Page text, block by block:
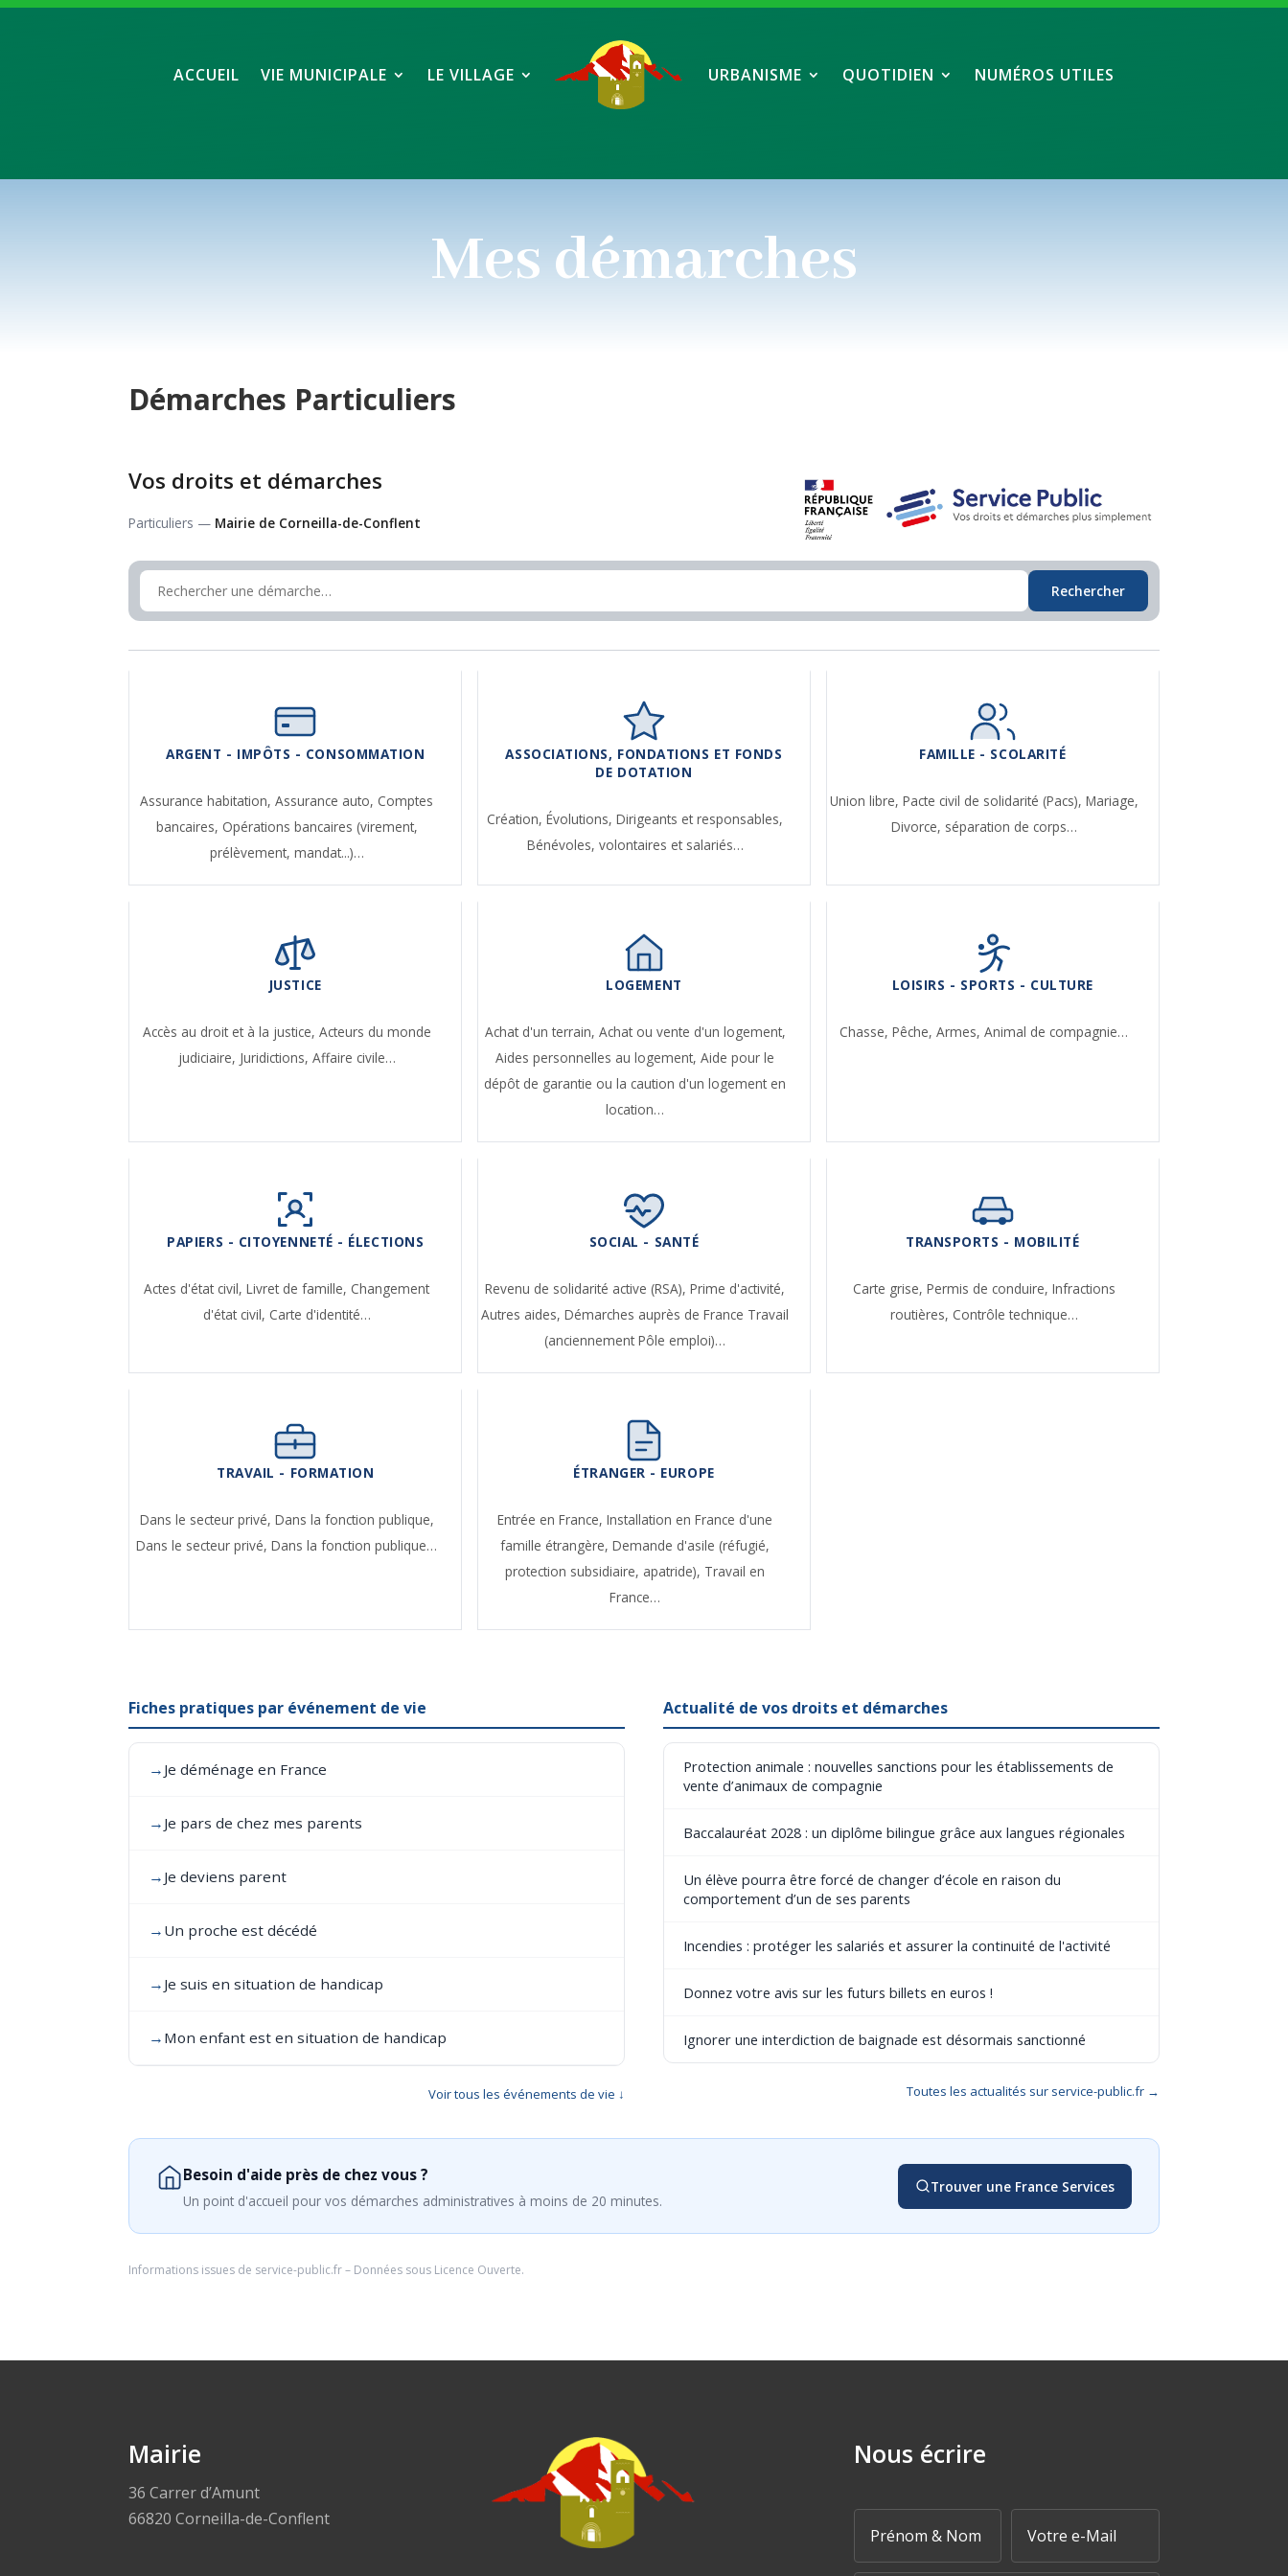
ACCUEIL VIE MUNICIPALE LE VILLAGE URBANISME QUOTIDIEN NUMÉROS UTILES
Mes démarches
Démarches Particuliers
Vos droits et démarches
Particuliers — Mairie de Corneilla-de-Conflent
Rechercher
ARGENT - IMPÔTS - CONSOMMATION
Assurance habitation,Assurance auto, Comptes
bancaires, Opérations bancaires (virement,
prélèvement, mandat...)…
ASSOCIATIONS, FONDATIONS ET FONDS
DE DOTATION
Création,Évolutions,Dirigeants et responsables,
Bénévoles, volontaires et salariés…
FAMILLE - SCOLARITÉ
Union libre, Pacte civil de solidarité (Pacs), Mariage,
Divorce, séparation de corps…
JUSTICE
Accès au droit et à la justice, Acteurs du monde
judiciaire, Juridictions, Affaire civile…
LOGEMENT
Achat d'un terrain, Achat ou vente d'un logement,
Aides personnelles au logement,Aide pour le
dépôt de garantie ou la caution d'un logement en
location…
LOISIRS - SPORTS - CULTURE
Chasse,Pêche,Armes,Animal de compagnie…
PAPIERS - CITOYENNETÉ - ÉLECTIONS
Actes d'état civil,Livret de famille, Changement
d'état civil, Carte d'identité…
SOCIAL - SANTÉ
Revenu de solidarité active (RSA),Prime d'activité,
Autres aides,Démarches auprès de France Travail
(anciennement Pôle emploi)…
TRANSPORTS - MOBILITÉ
Carte grise, Permis de conduire, Infractions
routières, Contrôle technique…
TRAVAIL - FORMATION
Dans le secteur privé, Dans la fonction publique,
Dans le secteur privé,Dans la fonction publique…
ÉTRANGER - EUROPE
Entrée en France,Installation en France d'une
famille étrangère,Demande d'asile (réfugié,
protection subsidiaire, apatride), Travail en
France…
Fiches pratiques par événement de vie
→ Je déménage en France
→ Je pars de chez mes parents
→ Je deviens parent
→ Un proche est décédé
→ Je suis en situation de handicap
→ Mon enfant est en situation de handicap
Voir tous les événements de vie ↓
Actualité de vos droits et démarches
Protection animale : nouvelles sanctions pour les établissements de
vente d’animaux de compagnie
Baccalauréat 2028 : un diplôme bilingue grâce aux langues régionales
Un élève pourra être forcé de changer d’école en raison du
comportement d’un de ses parents
Incendies : protéger les salariés et assurer la continuité de l'activité
Donnez votre avis sur les futurs billets en euros !
Ignorer une interdiction de baignade est désormais sanctionné
Toutes les actualités sur service-public.fr →
Besoin d'aide près de chez vous ?
Un point d'accueil pour vos démarches administratives à moins de 20 minutes.
Trouver une France Services
Informations issues de service-public.fr– Données sous Licence Ouverte.
Mairie
36 Carrer d’Amunt
66820 Corneilla-de-Conflent
Nous écrire